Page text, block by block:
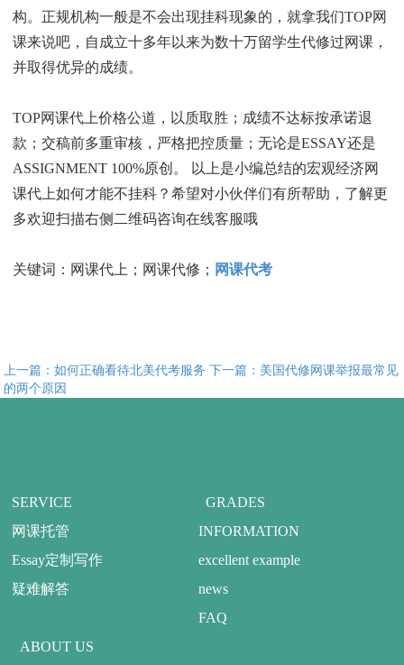
构。正规机构一般是不会出现挂科现象的，就拿我们TOP网
课来说吧，自成立十多年以来为数十万留学生代修过网课，
并取得优异的成绩。
TOP网课代上价格公道，以质取胜；成绩不达标按承诺退
款；交稿前多重审核，严格把控质量；无论是ESSAY还是
ASSIGNMENT 100%原创。 以上是小编总结的宏观经济网
课代上如何才能不挂科？希望对小伙伴们有所帮助，了解更
多欢迎扫描右侧二维码咨询在线客服哦
关键词：网课代上；网课代修； 网课代考
上一篇：如何正确看待北美代考服务 下一篇：美国代修网课举报最常见
的两个原因
SERVICE
网课托管
Essay定制写作
疑难解答
GRADES
INFORMATION
excellent example
news
FAQ
ABOUT US